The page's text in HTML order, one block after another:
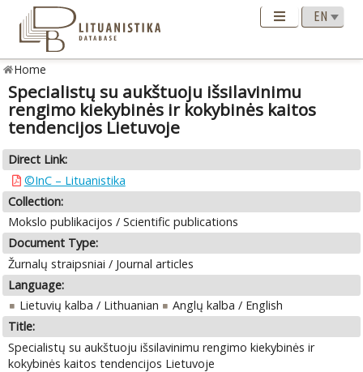
Home
Specialistų su aukštuoju išsilavinimu
rengimo kiekybinės ir kokybinės kaitos
tendencijos Lietuvoje
Direct Link:
©InC – Lituanistika
Collection:
Mokslo publikacijos / Scientific publications
Document Type:
Žurnalų straipsniai / Journal articles
Language:
Lietuvių kalba / Lithuanian
Anglų kalba / English
Title:
Specialistų su aukštuoju išsilavinimu rengimo kiekybinės ir
kokybinės kaitos tendencijos Lietuvoje